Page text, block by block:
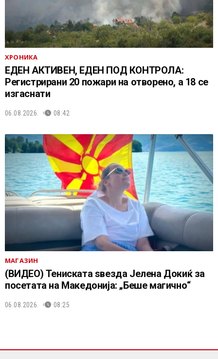
ХРОНИКА
ЕДЕН АКТИВЕН, ЕДЕН ПОД КОНТРОЛА:
Регистрирани 20 пожари на отворено, a 18 се
изгаснати
06.08.2026. 08:42
МАГАЗИН
(ВИДЕО) Тениската ѕвезда Јелена Докиќ за
посетата на Македонија: „Беше магично“
06.08.2026. 08:25